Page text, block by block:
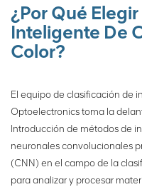
de clasificación
automatizados para
lograrlo. Optimizar la
recuperación de productos
minerales puede mejorar la
capacidad de
procesamiento, reducir el
costo de los productos
químicos de molienda y
flotación y evitar una mayor
¿Por Qué
Inteligente De
Color?
El equipo de clasificación de
Optoelectronics toma la
Introducción de métodos de
neuronales convolucionales
(CNN) en el campo de la
para analizar y procesar